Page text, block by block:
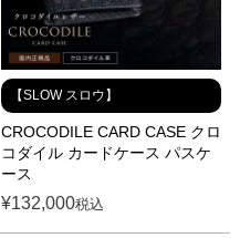
【SLOW スロウ】
CROCODILE CARD CASE クロ
コダイル カードケース パスケ
ース
¥132,000税込